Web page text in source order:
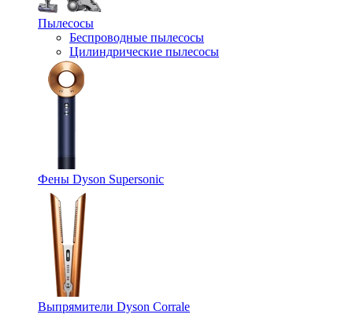
Пылесосы
Беспроводные пылесосы
Цилиндрические пылесосы
Фены Dyson Supersonic
Выпрямители Dyson Corrale